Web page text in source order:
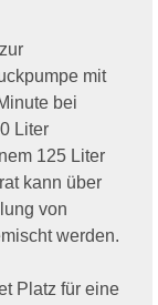
mit
bei
Liter
125 Liter
kann über
von
werden.
Platz für eine